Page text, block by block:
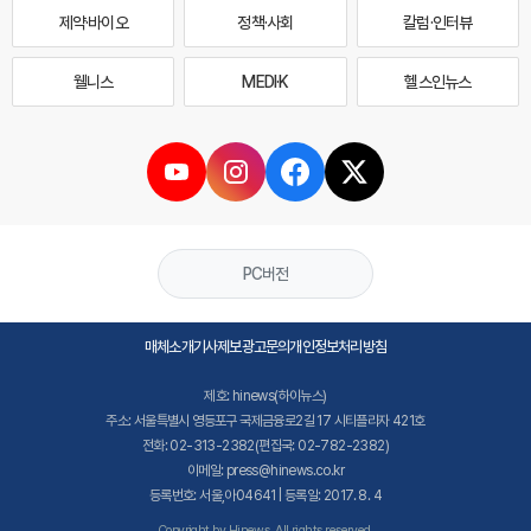
제약·바이오 정책·사회 칼럼·인터뷰
웰니스 MEDI·K 헬스인뉴스
PC버전
매체소개기사제보광고문의개인정보처리방침
제호: hinews(하이뉴스)
주소: 서울특별시 영등포구 국제금융로2길 17 시티플라자 421호
전화: 02-313-2382(편집국: 02-782-2382)
이메일: press@hinews.co.kr
등록번호: 서울,아04641 | 등록일: 2017. 8. 4